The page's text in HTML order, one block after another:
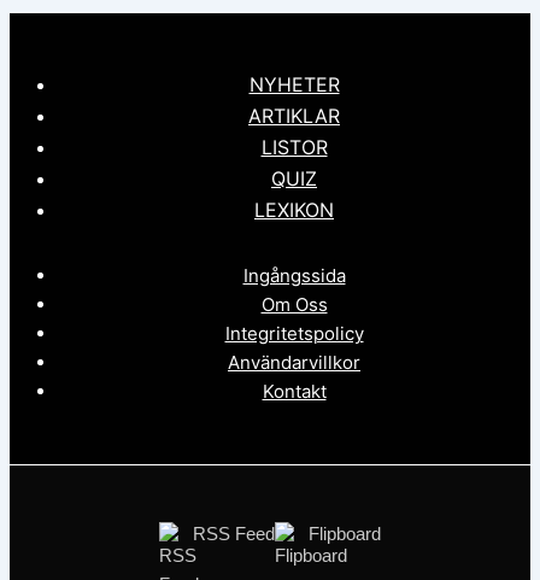
NYHETER
ARTIKLAR
LISTOR
QUIZ
LEXIKON
Ingångssida
Om Oss
Integritetspolicy
Användarvillkor
Kontakt
RSS Feed Flipboard